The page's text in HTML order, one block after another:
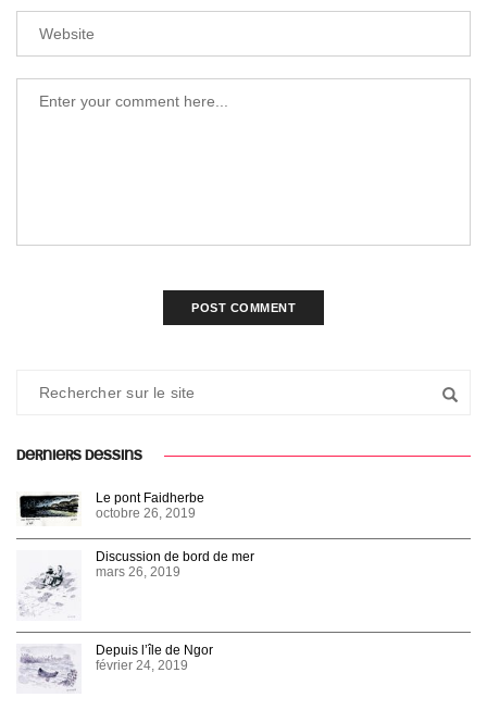
DERNIERS DESSINS
Le pont Faidherbe
octobre 26, 2019
Discussion de bord de mer
mars 26, 2019
Depuis l’île de Ngor
février 24, 2019